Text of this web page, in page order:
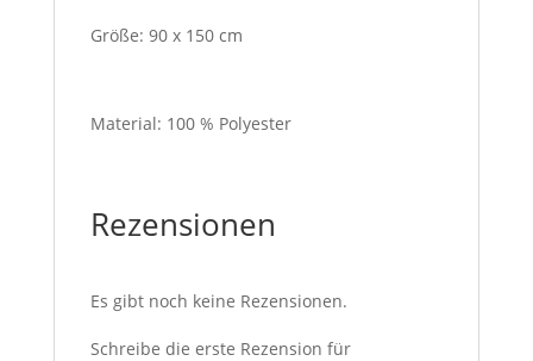
Größe: 90 x 150 cm
Material: 100 % Polyester
Rezensionen
Es gibt noch keine Rezensionen.
Schreibe die erste Rezension für